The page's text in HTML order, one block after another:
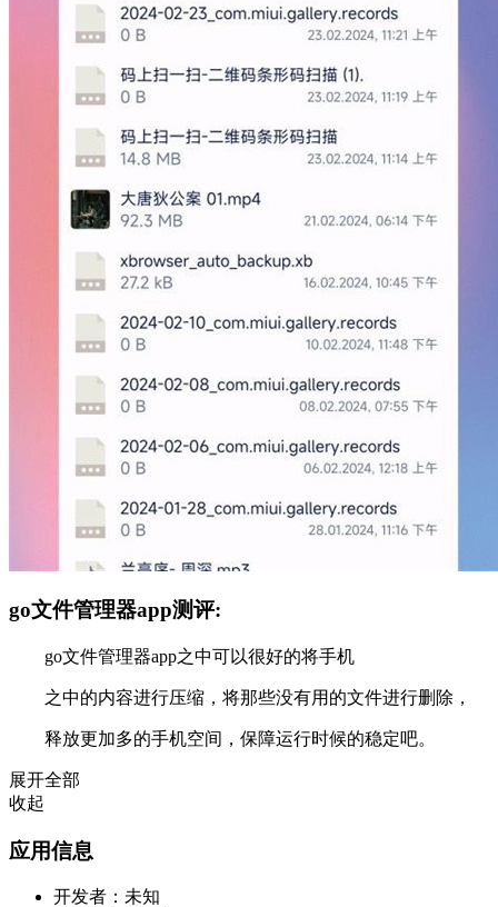
go文件管理器app测评:
go文件管理器app之中可以很好的将手机
之中的内容进行压缩，将那些没有用的文件进行删除，
释放更加多的手机空间，保障运行时候的稳定吧。
展开全部
收起
应用信息
开发者： 未知